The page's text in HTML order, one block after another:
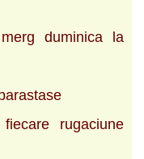
duminica la
rugaciune